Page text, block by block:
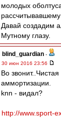
молодых
Давай создадим
Мутному глазу.
blind_guardian -
30 июн 2016 23:56
Во
аммортизации.
knn - видал?
http://www.sport-